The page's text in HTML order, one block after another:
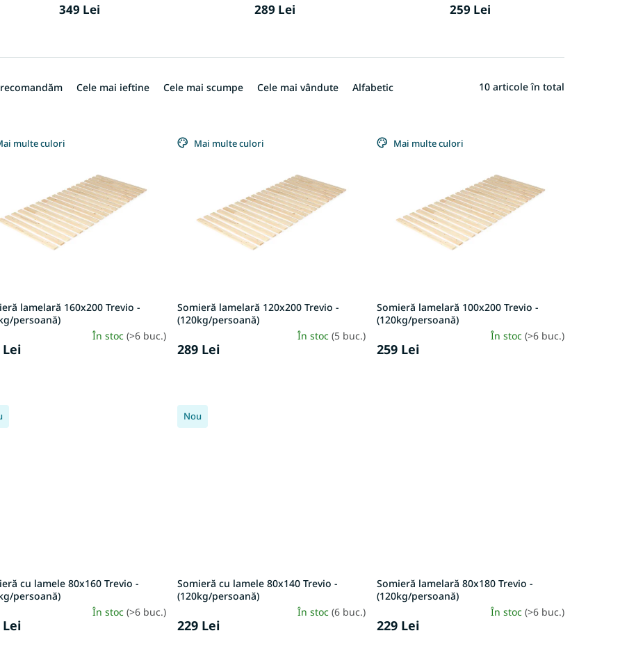
349 Lei 289 Lei 259 Lei
Cele mai ieftine Cele mai scumpe Cele mai vândute Alfabetic 10 articole în total
multe culori
lamelară 160x200 Trevio -
persoană)
În stoc(>6 buc.)
Lei
Mai multe culori
Somieră lamelară 120x200 Trevio -
(120kg/persoană)
În stoc (5 buc.)
289 Lei
Mai multe culori
Somieră lamelară 100x200 Trevio -
(120kg/persoană)
În stoc (>6 buc.)
259 Lei
cu lamele 80x160 Trevio -
persoană)
În stoc(>6 buc.)
Lei
Nou
Somieră cu lamele 80x140 Trevio -
(120kg/persoană)
În stoc (6 buc.)
229 Lei
Somieră lamelară 80x180 Trevio -
(120kg/persoană)
În stoc (>6 buc.)
229 Lei